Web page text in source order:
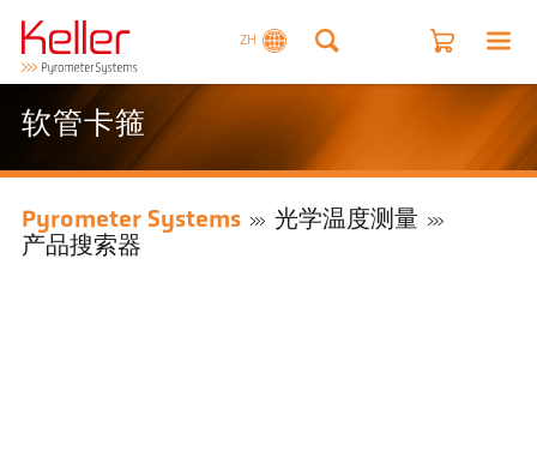
ZH
软管卡箍
Pyrometer Systems
光学温度测量
产品搜索器